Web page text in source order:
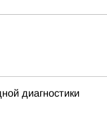
диагностики